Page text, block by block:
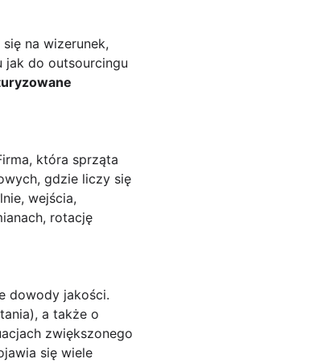
na wizerunek,
do outsourcingu
która sprząta
gdzie liczy się
wejścia,
rotację
dowody jakości.
a także o
zwiększonego
się wiele